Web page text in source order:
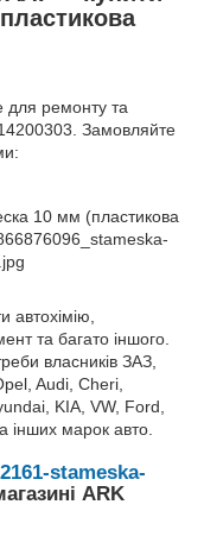
для ремонту та
Замовляйте
автохімію,
та багато іншого.
власників ЗАЗ,
Audi, Cheri,
KIA, VW, Ford,
інших марок авто.
stameska-
ARK